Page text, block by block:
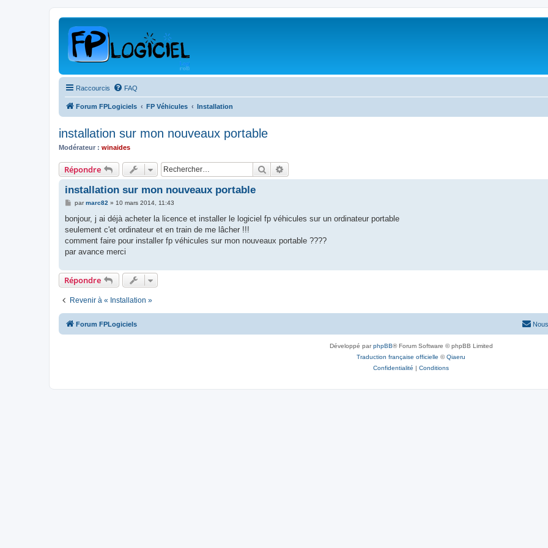
Raccourcis FAQ
Forum FPLogiciels FP Véhicules Installation
installation sur mon nouveaux portable
Modérateur : winaides
Répondre Rechercher
installation sur mon nouveaux portable
M
s
a
g
parmarc82 » 10 mars 2014, 11:43
bonjour, j ai déjà acheter la licence et installer le logiciel fp véhicules sur un ordinateur portable
seulement c'et ordinateur et en train de me lâcher !!!
comment faire pour installer fp véhicules sur mon nouveaux portable ????
par avance merci
Répondre
Revenir à « Installation »
Forum FPLogiciels
Développé parphpBB® Forum Software © phpBB Limited
Traduction française officielle ©Qiaeru
Confidentialité | Conditions